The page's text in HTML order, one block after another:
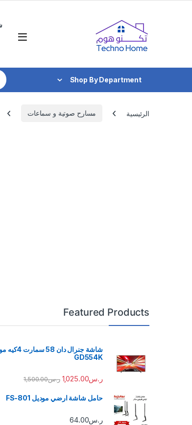
Shop By Department
الرئيسية مسارح صوتية و سماعات
Featured Products
شاشة جنرال دان 58
GD554K
ر.س1,025.00 ر.س1,500.00
حامل شاشة ارضي موديل FS-801
ر.س64.00